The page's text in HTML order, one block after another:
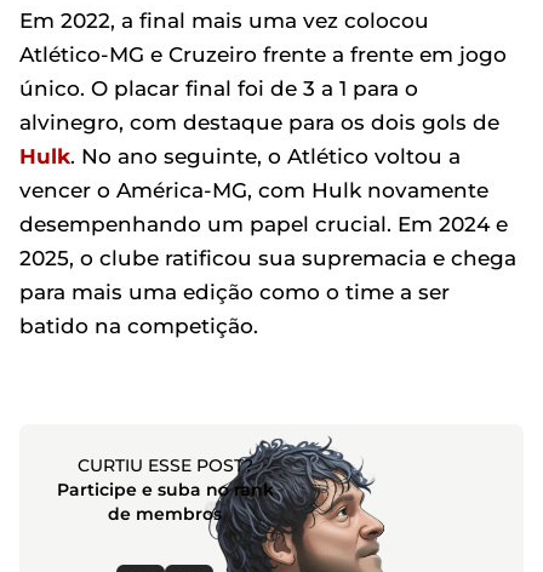
Em 2022, a final mais uma vez colocou
Atlético-MG e Cruzeiro frente a frente em jogo
único. O placar final foi de 3 a 1 para o
alvinegro, com destaque para os dois gols de
Hulk. No ano seguinte, o Atlético voltou a
vencer o América-MG, com Hulk novamente
desempenhando um papel crucial. Em 2024 e
2025, o clube ratificou sua supremacia e chega
para mais uma edição como o time a ser
batido na competição.
CURTIU ESSE POST?
Participe e suba no rank
de membros